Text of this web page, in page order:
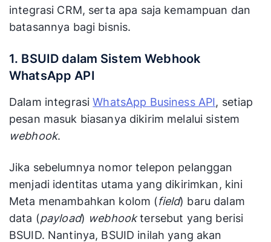
integrasi CRM, serta apa saja kemampuan dan
batasannya bagi bisnis.
1. BSUID dalam Sistem Webhook
WhatsApp API
Dalam integrasiWhatsApp Business API, setiap
pesan masuk biasanya dikirim melalui sistem
webhook.
Jika sebelumnya nomor telepon pelanggan
menjadi identitas utama yang dikirimkan, kini
Meta menambahkan kolom (field) baru dalam
data (payload) webhooktersebut yang berisi
BSUID. Nantinya, BSUID inilah yang akan